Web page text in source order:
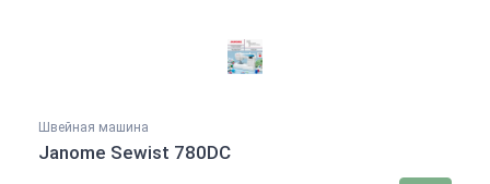
Швейная машина
Janome Sewist 780DC